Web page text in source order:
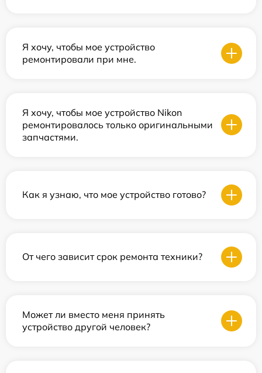
Я хочу, чтобы мое устройство
ремонтировали при мне.
Я хочу, чтобы мое устройство Nikon
ремонтировалось только оригинальными
запчастями.
Как я узнаю, что мое устройство готово?
От чего зависит срок ремонта техники?
Может ли вместо меня принять
устройство другой человек?